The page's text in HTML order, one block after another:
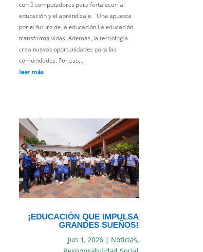
con 5 computadores para fortalecer la
educación y el aprendizaje. Una apuesta
por el futuro de la educación La educación
transforma vidas. Además, la tecnología
crea nuevas oportunidades para las
comunidades. Por eso,...
leer más
¡EDUCACIÓN QUE IMPULSA
GRANDES SUEÑOS!
Jun 1, 2026| Noticias,